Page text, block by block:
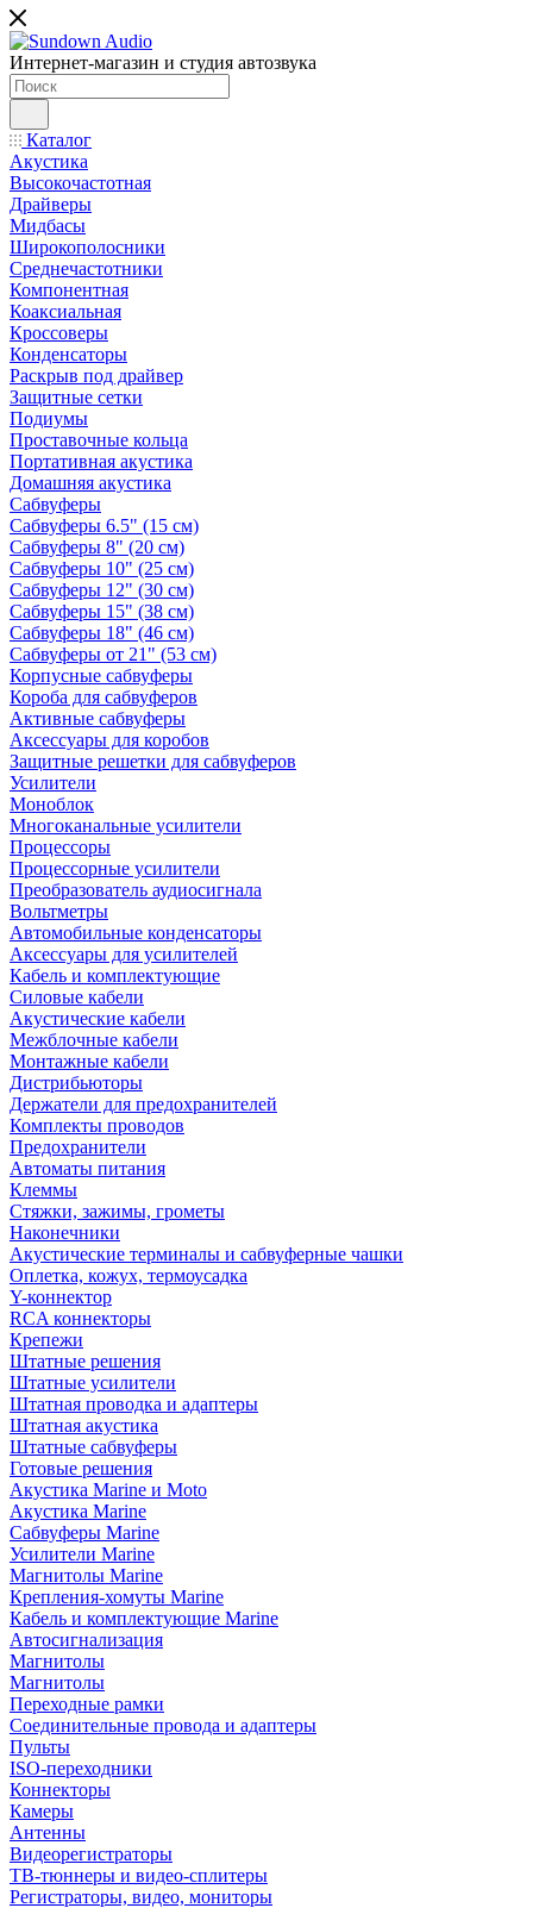
Интернет-магазин и студия автозвука
Каталог
Акустика
Высокочастотная
Драйверы
Мидбасы
Широкополосники
Среднечастотники
Компонентная
Коаксиальная
Кроссоверы
Конденсаторы
Раскрыв под драйвер
Защитные сетки
Подиумы
Проставочные кольца
Портативная акустика
Домашняя акустика
Сабвуферы
Сабвуферы 6.5" (15 см)
Сабвуферы 8" (20 см)
Сабвуферы 10" (25 см)
Сабвуферы 12" (30 см)
Сабвуферы 15" (38 см)
Сабвуферы 18" (46 см)
Сабвуферы от 21" (53 см)
Корпусные сабвуферы
Короба для сабвуферов
Активные сабвуферы
Аксессуары для коробов
Защитные решетки для сабвуферов
Усилители
Моноблок
Многоканальные усилители
Процессоры
Процессорные усилители
Преобразователь аудиосигнала
Вольтметры
Автомобильные конденсаторы
Аксессуары для усилителей
Кабель и комплектующие
Силовые кабели
Акустические кабели
Межблочные кабели
Монтажные кабели
Дистрибьюторы
Держатели для предохранителей
Комплекты проводов
Предохранители
Автоматы питания
Клеммы
Стяжки, зажимы, грометы
Наконечники
Акустические терминалы и сабвуферные чашки
Оплетка, кожух, термоусадка
Y-коннектор
RCA коннекторы
Крепежи
Штатные решения
Штатные усилители
Штатная проводка и адаптеры
Штатная акустика
Штатные сабвуферы
Готовые решения
Акустика Marine и Moto
Акустика Marine
Сабвуферы Marine
Усилители Marine
Магнитолы Marine
Крепления-хомуты Marine
Кабель и комплектующие Marine
Автосигнализация
Магнитолы
Магнитолы
Переходные рамки
Соединительные провода и адаптеры
Пульты
ISO-переходники
Коннекторы
Камеры
Антенны
Видеорегистраторы
ТВ-тюннеры и видео-сплитеры
Регистраторы, видео, мониторы